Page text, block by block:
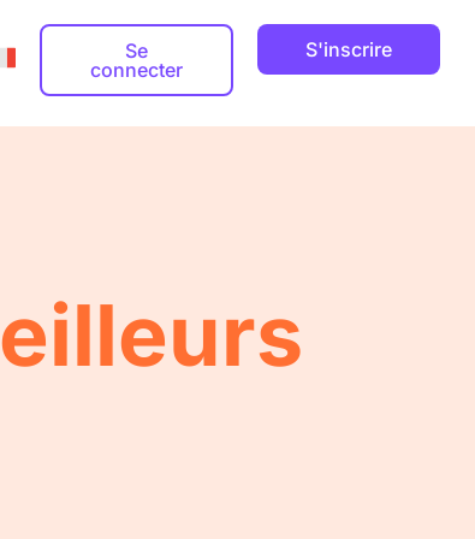
Se
connecter
S'inscrire
Nom de domaine